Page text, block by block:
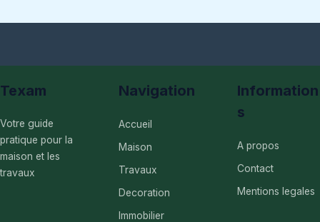
Texam
Votre guide
pratique pour la
maison et les
travaux
Navigation
Accueil
Maison
Travaux
Decoration
Immobilier
Information
s
A propos
Contact
Mentions legales